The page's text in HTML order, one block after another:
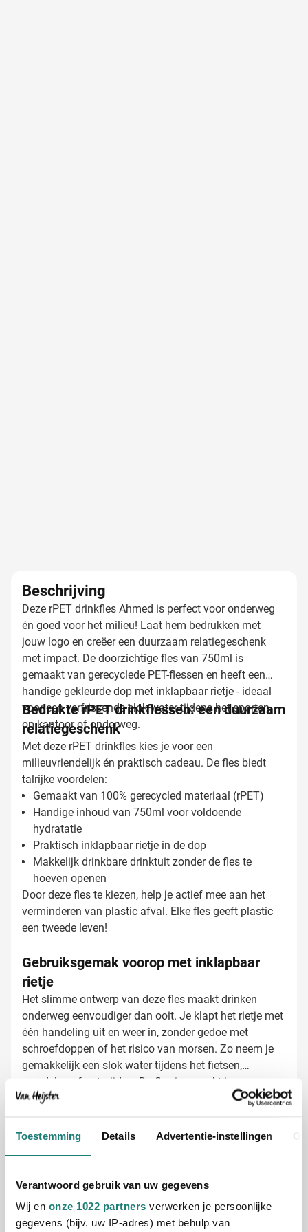
Toestemming Details Advertentie-instellingen
Verantwoord gebruik van uw gegevens
Wij en onze 1022 partners verwerken je persoonlijke
gegevens (bijv. uw IP-adres) met behulp van
Beschrijving
Deze rPET drinkfles Ahmed is perfect voor onderweg
én goed voor het milieu! Laat hem bedrukken met
jouw logo en creëer een duurzaam relatiegeschenk
met impact. De doorzichtige fles van 750ml is
gemaakt van gerecyclede PET-flessen en heeft een
handige gekleurde dop met inklapbaar rietje - ideaal
voor een verfrissende slok water tijdens het sporten,
op kantoor of onderweg.
Bedrukte rPET drinkflessen: een duurzaam
relatiegeschenk
Met deze rPET drinkfles kies je voor een
milieuvriendelijk én praktisch cadeau. De fles biedt
talrijke voordelen:
Gemaakt van 100% gerecycled materiaal (rPET)
Handige inhoud van 750ml voor voldoende
hydratatie
Praktisch inklapbaar rietje in de dop
Makkelijk drinkbare drinktuit zonder de fles te
hoeven openen
Door deze fles te kiezen, help je actief mee aan het
verminderen van plastic afval. Elke fles geeft plastic
een tweede leven!
Gebruiksgemak voorop met inklapbaar
rietje
Het slimme ontwerp van deze fles maakt drinken
onderweg eenvoudiger dan ooit. Je klapt het rietje met
één handeling uit en weer in, zonder gedoe met
schroefdoppen of het risico van morsen. Zo neem je
gemakkelijk een slok water tijdens het fietsen,
wandelen of autorijden. De fles is verpakt in een
milieuvriendelijke bruine kartonnen doos - perfect voor
Drinkflessen bedrukken met jouw logo
rPET drinkflessen met zorg en precisie. De
kleuren
Toevoegen van een pakkende slogan of boodschap
Lasergravering voor een exclusieve, blijvende